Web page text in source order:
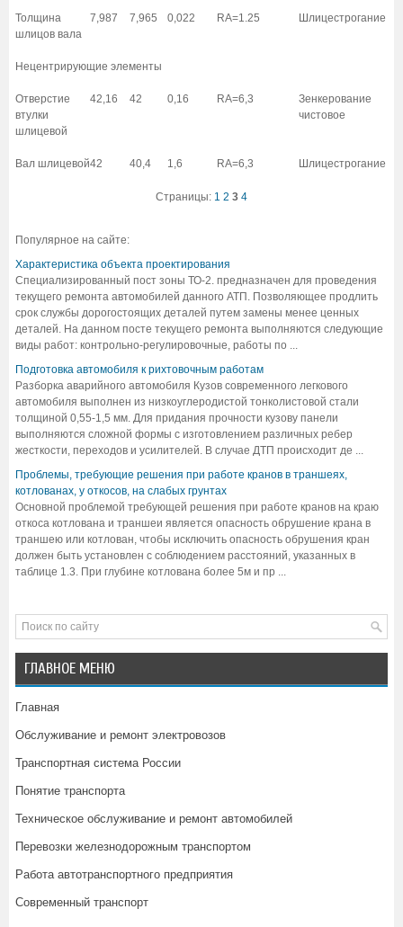
Толщина
шлицов вала
7,987 7,965 0,022 RA=1.25 Шлицестрогание
Нецентрирующие элементы
Отверстие
втулки
шлицевой
42,16 42 0,16 RA=6,3
Зенкерование
чистовое
Вал шлицевой42 40,4 1,6 RA=6,3 Шлицестрогание
Страницы: 1 2 3 4
Популярное на сайте:
Характеристика объекта проектирования
Специализированный пост зоны ТО-2. предназначен для проведения
текущего ремонта автомобилей данного АТП. Позволяющее продлить
срок службы дорогостоящих деталей путем замены менее ценных
деталей. На данном посте текущего ремонта выполняются следующие
виды работ: контрольно-регулировочные, работы по ...
Подготовка автомобиля к рихтовочным работам
Разборка аварийного автомобиля Кузов современного легкового
автомобиля выполнен из низкоуглеродистой тонколистовой стали
толщиной 0,55-1,5 мм. Для придания прочности кузову панели
выполняются сложной формы с изготовлением различных ребер
жесткости, переходов и усилителей. В случае ДТП происходит де ...
Проблемы, требующие решения при работе кранов в траншеях,
котлованах, у откосов, на слабых грунтах
Основной проблемой требующей решения при работе кранов на краю
откоса котлована и траншеи является опасность обрушение крана в
траншею или котлован, чтобы исключить опасность обрушения кран
должен быть установлен с соблюдением расстояний, указанных в
таблице 1.3. При глубине котлована более 5м и пр ...
ГЛАВНОЕ МЕНЮ
Главная
Обслуживание и ремонт электровозов
Транспортная система России
Понятие транспорта
Техническое обслуживание и ремонт автомобилей
Перевозки железнодорожным транспортом
Работа автотранспортного предприятия
Современный транспорт